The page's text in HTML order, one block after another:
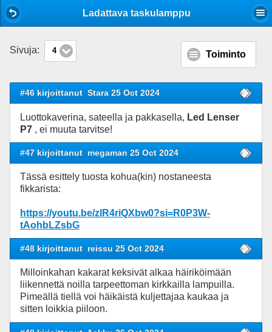
Ladattava taskulamppu
Sivuja: 4 Toiminto
#46 kirjoittanut Stara 25 Oct 2024
Luottokaverina, sateella ja pakkasella, Led Lenser
P7 , ei muuta tarvitse!
#47 kirjoittanut megaman 25 Oct 2024
Tässä esittely tuosta kohua(kin) nostaneesta
fikkarista:
https://youtu.be/zIR4riQXbw0?si=R0P3W-
tAohbLZsbG
#48 kirjoittanut reissu 25 Oct 2024
Milloinkahan kakarat keksivät alkaa häiriköimään
liikennettä noilla tarpeettoman kirkkailla lampuilla.
Pimeällä tiellä voi häikäistä kuljettajaa kaukaa ja
sitten loikkia piiloon.